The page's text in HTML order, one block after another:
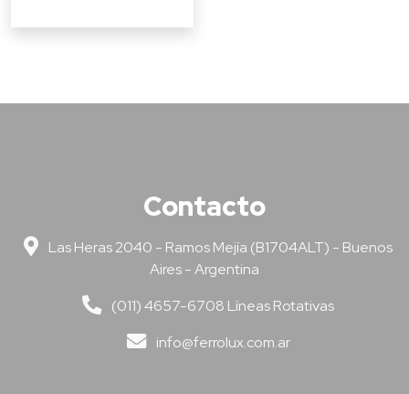
Contacto
Las Heras 2040 - Ramos Mejía (B1704ALT) - Buenos
Aires - Argentina
(011) 4657-6708 Líneas Rotativas
info@ferrolux.com.ar